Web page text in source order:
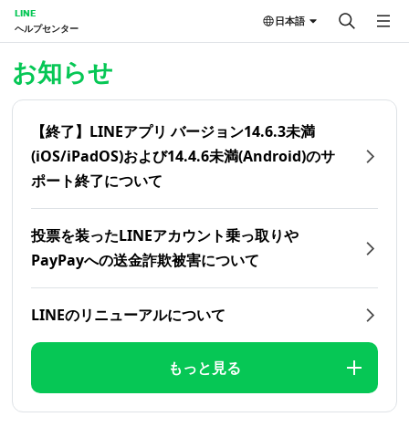
LINE
ヘルプセンター
日本語
お知らせ
【終了】LINEアプリ バージョン14.6.3未満
(iOS/iPadOS)および14.4.6未満(Android)のサ
ポート終了について
投票を装ったLINEアカウント乗っ取りや
PayPayへの送金詐欺被害について
LINEのリニューアルについて
もっと見る